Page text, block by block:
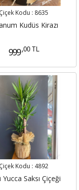
Çiçek Kodu : 8635
Kudüs Kirazı
999 ,00 TL
Çiçek Kodu : 4892
Yucca Saksı Çiçeği